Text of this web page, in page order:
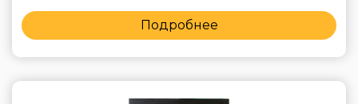
Подробнее